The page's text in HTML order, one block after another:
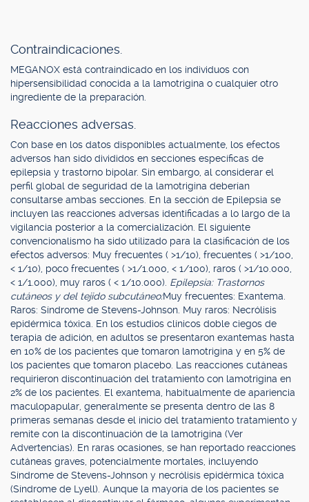
Contraindicaciones.
MEGANOX está contraindicado en los individuos con
hipersensibilidad conocida a la lamotrigina o cualquier otro
ingrediente de la preparación.
Reacciones adversas.
Con base en los datos disponibles actualmente, los efectos
adversos han sido divididos en secciones específicas de
epilepsia y trastorno bipolar. Sin embargo, al considerar el
perfil global de seguridad de la lamotrigina deberían
consultarse ambas secciones. En la sección de Epilepsia se
incluyen las reacciones adversas identificadas a lo largo de la
vigilancia posterior a la comercialización. El siguiente
convencionalismo ha sido utilizado para la clasificación de los
efectos adversos: Muy frecuentes ( >1/10), frecuentes ( >1/100,
< 1/10), poco frecuentes ( >1/1.000, < 1/100), raros ( >1/10.000,
< 1/1.000), muy raros ( < 1/10.000). Epilepsia: Trastornos
cutáneos y del tejido subcutáneo:Muy frecuentes: Exantema.
Raros: Síndrome de Stevens-Johnson. Muy raros: Necrólisis
epidérmica tóxica. En los estudios clínicos doble ciegos de
terapia de adición, en adultos se presentaron exantemas hasta
en 10% de los pacientes que tomaron lamotrigina y en 5% de
los pacientes que tomaron placebo. Las reacciones cutáneas
requirieron discontinuación del tratamiento con lamotrigina en
2% de los pacientes. El exantema, habitualmente de apariencia
maculopapular, generalmente se presenta dentro de las 8
primeras semanas desde el inicio del tratamiento tratamiento y
remite con la discontinuación de la lamotrigina (Ver
Advertencias). En raras ocasiones, se han reportado reacciones
cutáneas graves, potencialmente mortales, incluyendo
Síndrome de Stevens-Johnson y necrólisis epidérmica tóxica
(Síndrome de Lyell). Aunque la mayoría de los pacientes se